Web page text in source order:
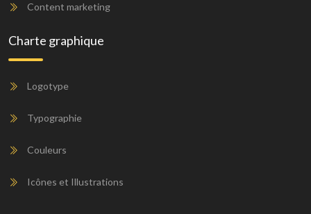
Content marketing
Charte graphique
Logotype
Typographie
Couleurs
Icônes et Illustrations